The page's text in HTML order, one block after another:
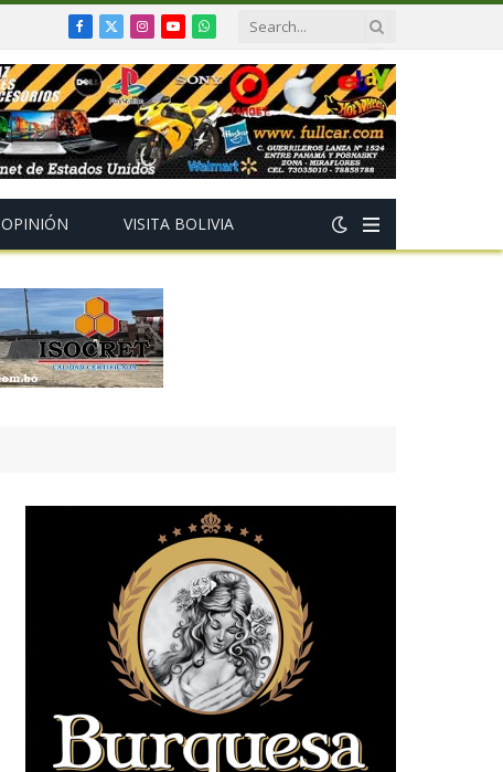
Facebook
X
(Twitter)
Instagram
YouTubeWhatsApp
OPINIÓN VISITA BOLIVIA